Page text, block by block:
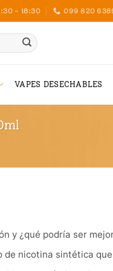
- 18:30 099 820
VAPES DESECHABLES
y ¿qué podría ser
nicotina sintética